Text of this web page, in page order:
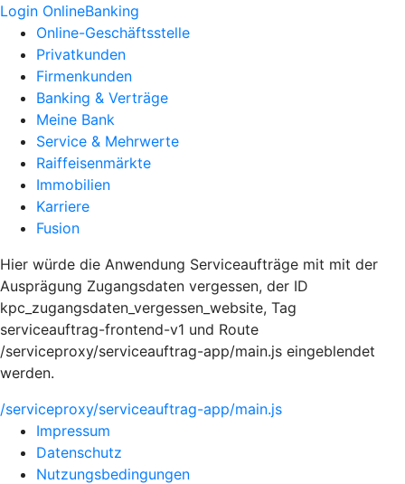
Login OnlineBanking
Online-Geschäftsstelle
Privatkunden
Firmenkunden
Banking & Verträge
Meine Bank
Service & Mehrwerte
Raiffeisenmärkte
Immobilien
Karriere
Fusion
Hier würde die Anwendung Serviceaufträge mit mit der
Ausprägung Zugangsdaten vergessen, der ID
kpc_zugangsdaten_vergessen_website, Tag
serviceauftrag-frontend-v1 und Route
/serviceproxy/serviceauftrag-app/main.js eingeblendet
werden.
/serviceproxy/serviceauftrag-app/main.js
Impressum
Datenschutz
Nutzungsbedingungen